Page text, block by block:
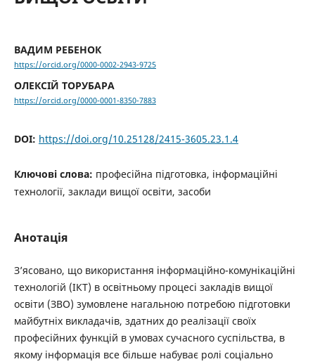
ВАДИМ РЕБЕНОК
https://orcid.org/0000-0002-2943-9725
ОЛЕКСІЙ ТОРУБАРА
https://orcid.org/0000-0001-8350-7883
DOI: https://doi.org/10.25128/2415-3605.23.1.4
Ключові слова: професійна підготовка, інформаційні
технології, заклади вищої освіти, засоби
Анотація
З’ясовано, що використання інформаційно-комунікаційні
технологій (ІКТ) в освітньому процесі закладів вищої
освіти (ЗВО) зумовлене нагальною потребою підготовки
майбутніх викладачів, здатних до реалізації своїх
професійних функцій в умовах сучасного суспільства, в
якому інформація все більше набуває ролі соціально